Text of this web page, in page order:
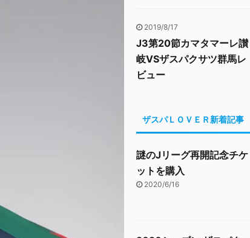
2019/8/17
J3第20節カマタマーレ讃
岐VSザスパクサツ群馬レ
ビュー
ザスパＬＯＶＥＲ新着記事
謎のJリーグ再開記念チケ
ットを購入
2020/6/16